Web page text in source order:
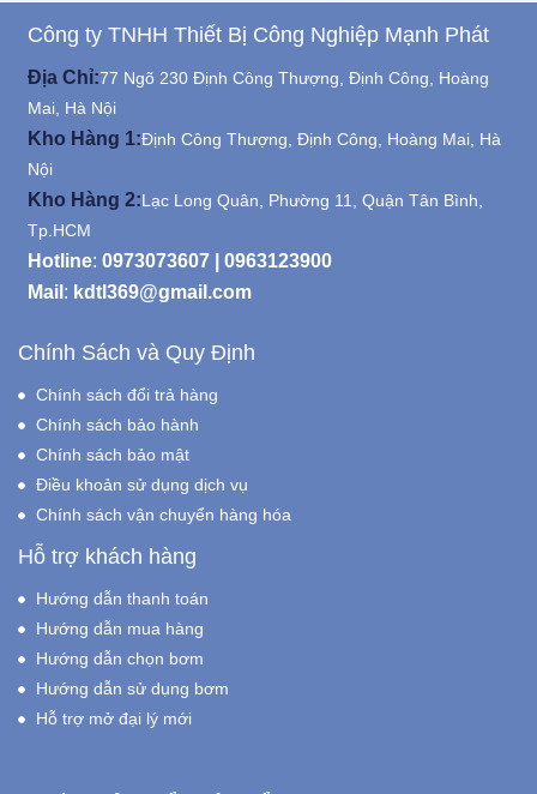
Công ty TNHH Thiết Bị Công Nghiệp Mạnh Phát
Địa Chỉ:77 Ngõ 230 Định Công Thượng, Định Công, Hoàng
Mai, Hà Nội
Kho Hàng 1:Định Công Thượng, Định Công, Hoàng Mai, Hà
Nội
Kho Hàng 2:Lạc Long Quân, Phường 11, Quận Tân Bình,
Tp.HCM
Hotline: 0973073607
0963123900
Mail : kdtl369@gmail.com
Chính Sách và Quy Định
Chính sách đổi trả hàng
Chính sách bảo hành
Chính sách bảo mật
Điều khoản sử dụng dịch vụ
Chính sách vận chuyển hàng hóa
Hỗ trợ khách hàng
Hướng dẫn thanh toán
Hướng dẫn mua hàng
Hướng dẫn chọn bơm
Hướng dẫn sử dụng bơm
Hỗ trợ mở đại lý mới